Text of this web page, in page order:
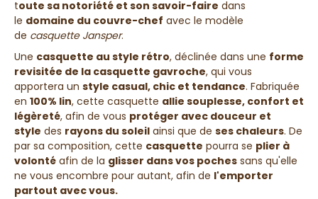
toute sa notoriété et son savoir-faire dans
le domaine du couvre-chef avec le modèle
de casquette Jansper.
Une casquette au style rétro, déclinée dans une forme
revisitée de la casquette gavroche, qui vous
apportera un style casual, chic et tendance. Fabriquée
en 100% lin, cette casquette allie souplesse, confort et
légèreté, afin de vous protéger avec douceur et
style des rayons du soleil ainsi que de ses chaleurs. De
par sa composition, cette casquette pourra se plier à
volonté afin de la glisser dans vos poches sans qu'elle
ne vous encombre pour autant, afin de l'emporter
partout avec vous.